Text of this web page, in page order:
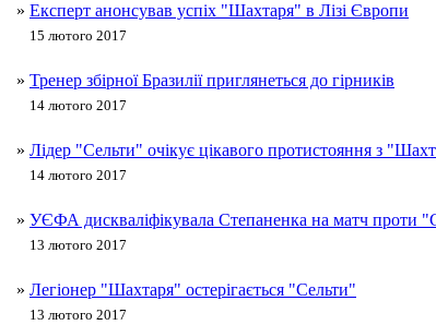
» Експерт анонсував успіх "Шахтаря" в Лізі Європи
15 лютого 2017
» Тренер збірної Бразилії приглянеться до гірників
14 лютого 2017
» Лідер "Сельти" очікує цікавого протистояння з
14 лютого 2017
» УЄФА дискваліфікувала Степаненка на матч проти
13 лютого 2017
» Легіонер "Шахтаря" остерігається "Сельти"
13 лютого 2017